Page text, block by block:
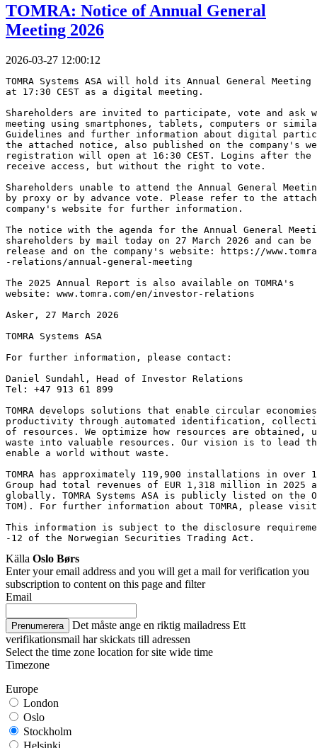
TOMRA: Notice of Annual General
Meeting 2026
2026-03-27 12:00:12
TOMRA Systems ASA will hold its Annual General
at 17:30 CEST as a digital meeting.
Shareholders are invited to participate, vote and ask
meeting using smartphones, tablets, computers or
Guidelines and further information about digital
the attached notice, also published on the company's
registration will open at 16:30 CEST. Logins after
receive access, but without the right to vote.
Shareholders unable to attend the Annual General
by proxy or by advance vote. Please refer to the
company's website for further information.
The notice with the agenda for the Annual General
shareholders by mail today on 27 March 2026 and can
release and on the company's website: https://
-relations/annual-general-meeting
The 2025 Annual Report is also available on TOMRA's
website: www.tomra.com/en/investor-relations
Asker, 27 March 2026
TOMRA Systems ASA
For further information, please contact:
Daniel Sundahl, Head of Investor Relations
Tel: +47 913 61 899
TOMRA develops solutions that enable circular
productivity through automated identification,
of resources. We optimize how resources are obtained,
waste into valuable resources. Our vision is to lead
enable a world without waste.
TOMRA has approximately 119,900 installations in over
Group had total revenues of EUR 1,318 million in 2025
globally. TOMRA Systems ASA is publicly listed on the
TOM). For further information about TOMRA, please visit
This information is subject to the disclosure
-12 of the Norwegian Securities Trading Act.
Källa Oslo Børs
Enter your email address and you will get a mail for verification you
subscription to content on this page and filter
Email
Prenumerera Det måste ange en riktig mailadress Ett
verifikationsmail har skickats till adressen
Select the time zone location for site wide time
Timezone
Europe
London
Oslo
Stockholm
Helsinki